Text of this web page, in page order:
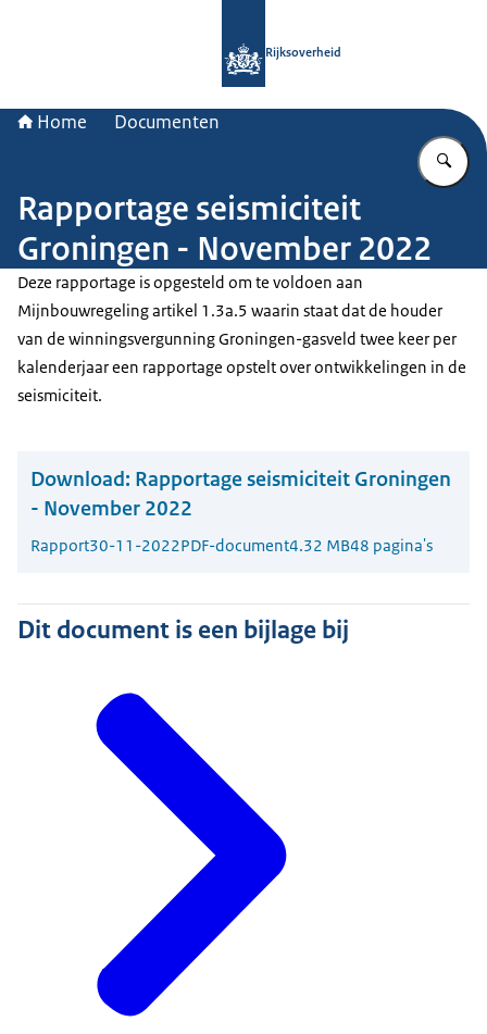
Rijksoverheid
Home Documenten
Rapportage seismiciteit
Groningen - November 2022
Deze rapportage is opgesteld om te voldoen aan
Mijnbouwregeling artikel 1.3a.5 waarin staat dat de houder
van de winningsvergunning Groningen-gasveld twee keer per
kalenderjaar een rapportage opstelt over ontwikkelingen in de
seismiciteit.
Download: Rapportage seismiciteit Groningen
- November 2022
Rapport30-11-2022PDF-document4.32 MB48 pagina's
Dit document is een bijlage bij